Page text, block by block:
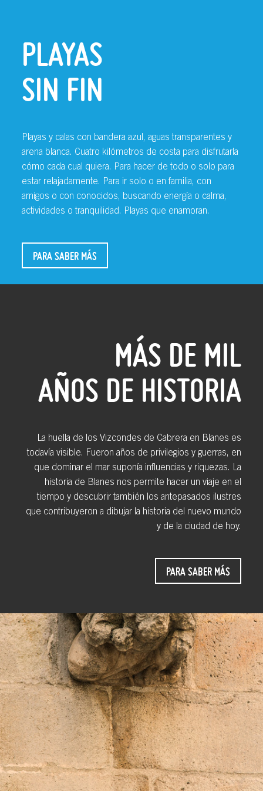
PLAYAS
SIN FIN
Playas y calas con bandera azul, aguas transparentes y
arena blanca. Cuatro kilómetros de costa para disfrutarla
cómo cada cual quiera. Para hacer de todo o solo para
estar relajadamente. Para ir solo o en familia, con
amigos o con conocidos, buscando energía o calma,
actividades o tranquilidad. Playas que enamoran.
PARA SABER MÁS
MÁS DE MIL
AÑOS DE HISTORIA
La huella de los Vizcondes de Cabrera en Blanes es
todavía visible. Fueron años de privilegios y guerras, en
que dominar el mar suponía influencias y riquezas. La
historia de Blanes nos permite hacer un viaje en el
tiempo y descubrir también los antepasados ilustres
que contribuyeron a dibujar la historia del nuevo mundo
y de la ciudad de hoy.
PARA SABER MÁS